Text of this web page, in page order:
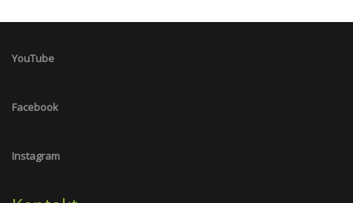
YouTube
Facebook
Instagram